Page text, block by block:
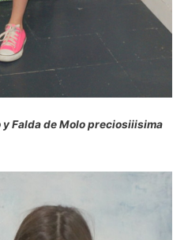
Falda de Molo preciosiiisima